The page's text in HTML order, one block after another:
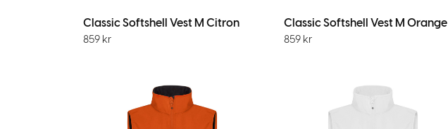
Classic Softshell Vest M Citron
859 kr
Classic Softshell Vest M Orange
859 kr